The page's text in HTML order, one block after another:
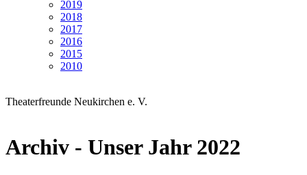
2019
2018
2017
2016
2015
2010
Theaterfreunde Neukirchen e. V.
Archiv - Unser Jahr 2022